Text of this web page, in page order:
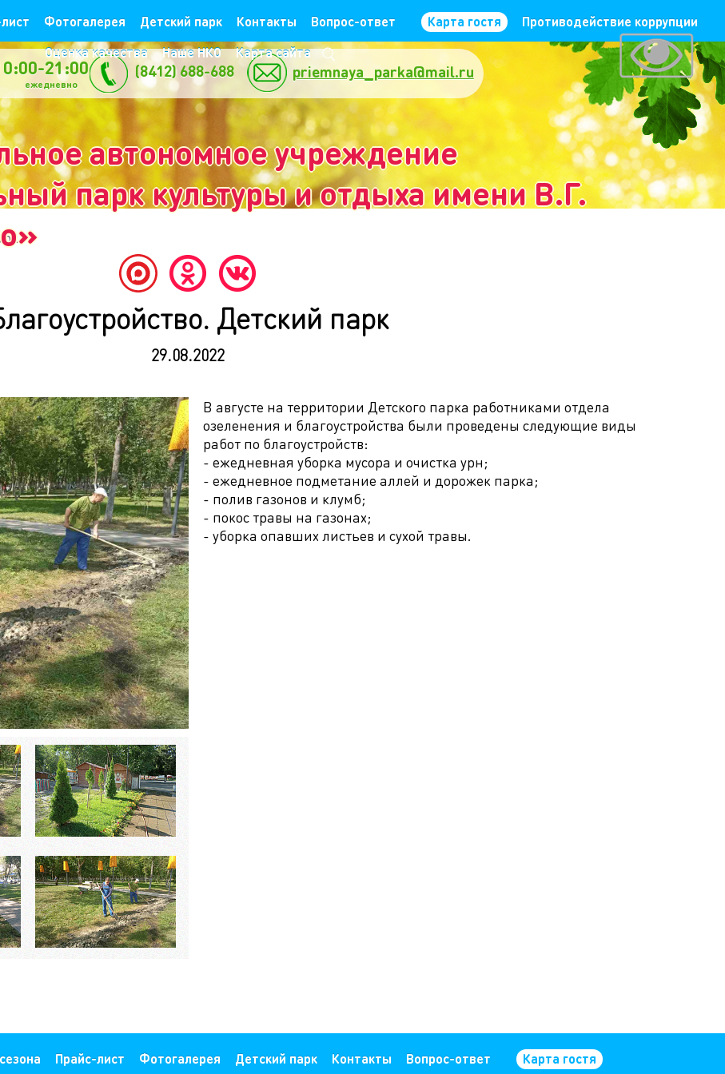
Фотогалерея Детский парк Контакты Вопрос-ответ Карта гостя
Противодействие коррупции
Оценка качества
Наше НКО Карта сайта
автономное учреждение
парк культуры и отдыха имени В.Г.
21:00
ежедневно
(8412) 688-688 priemnaya_parka@mail.ru
Детский парк
29.08.2022
В августе на территории Детского парка работниками отдела
озеленения и благоустройства были проведены следующие виды
работ по благоустройств:
- ежедневная уборка мусора и очистка урн;
- ежедневное подметание аллей и дорожек парка;
- полив газонов и клумб;
- покос травы на газонах;
- уборка опавших листьев и сухой травы.
Прайс-лист Фотогалерея Детский парк Контакты Вопрос-ответ Карта гостя